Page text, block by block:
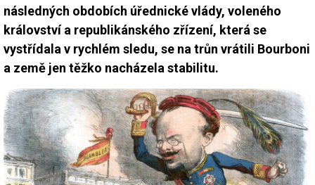
následných obdobích úřednické vlády, voleného
království a republikánského zřízení, která se
vystřídala v rychlém sledu, se na trůn vrátili Bourboni
a země jen těžko nacházela stabilitu.